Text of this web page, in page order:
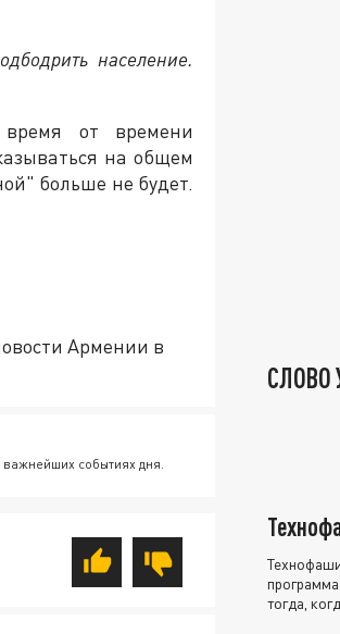
население.
от времени
на общем
больше не будет.
Армении в
важнейших событиях дня.
СЛОВО
тогда,